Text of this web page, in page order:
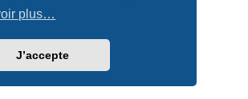
plus…
J’accepte